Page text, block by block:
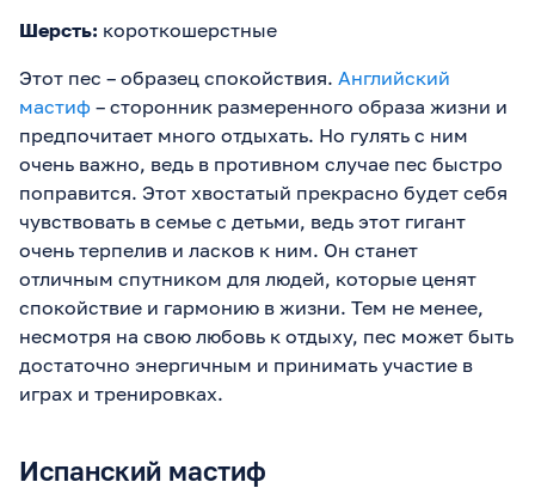
Шерсть: короткошерстные
Этот пес – образец спокойствия. Английский
мастиф – сторонник размеренного образа жизни и
предпочитает много отдыхать. Но гулять с ним
очень важно, ведь в противном случае пес быстро
поправится. Этот хвостатый прекрасно будет себя
чувствовать в семье с детьми, ведь этот гигант
очень терпелив и ласков к ним. Он станет
отличным спутником для людей, которые ценят
спокойствие и гармонию в жизни. Тем не менее,
несмотря на свою любовь к отдыху, пес может быть
достаточно энергичным и принимать участие в
играх и тренировках.
Испанский мастиф